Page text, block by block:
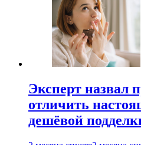
Эксперт назвал
отличить
дешёвой